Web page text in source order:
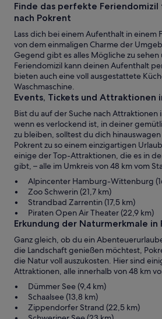
Finde das perfekte Feriendomizil
nach Pokrent
Lass dich bei einem Aufenthalt in einem
von dem einmaligen Charme der
Gegend gibt es alles Mögliche zu
Feriendomizil kann deinen Aufenthalt
bieten auch eine voll ausgestattete
Waschmaschine.
Events, Tickets und Attraktionen
Bist du auf der Suche nach Attraktionen
wenn es verlockend ist, in deiner
zu bleiben, solltest du dich
Pokrent zu so einem einzigartigen
einige der Top-Attraktionen, die es in
gibt, – alle im Umkreis von 48 km vom
Alpincenter Hamburg-Wittenburg
Zoo Schwerin (21,7 km)
Strandbad Zarrentin (17,5 km)
Piraten Open Air Theater (22,9 km)
Erkundung der Naturmerkmale in
Ganz gleich, ob du ein
die Landschaft genießen möchtest,
die Natur voll auszukosten. Hier sind
Attraktionen, alle innerhalb von 48 km
Dümmer See (9,4 km)
Schaalsee (13,8 km)
Zippendorfer Strand (22,5 km)